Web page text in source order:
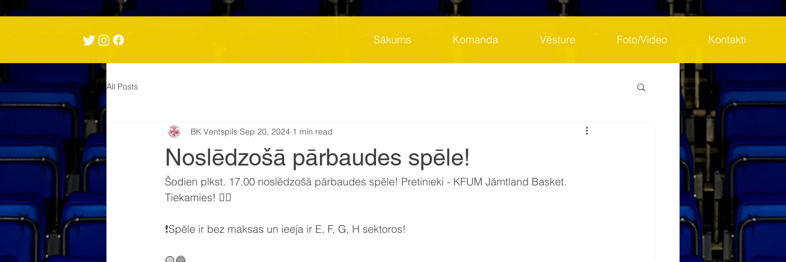
Sākums Komanda Vēsture Foto/Video Kontakti
All Posts
Noslēdzošā pārbaudes spēle!
BK Ventspils Sep 20, 2024 1 min read
Šodien plkst. 17.00 noslēdzošā pārbaudes spēle! Pretinieki - KFUM Jämtland Basket.
Tiekamies! ✌🏼
❗️Spēle ir bez maksas un ieeja ir E, F, G, H sektoros!